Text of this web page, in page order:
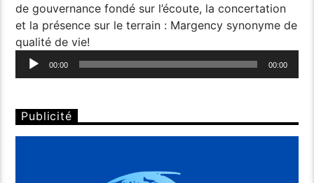
de gouvernance fondé sur l’écoute, la concertation
et la présence sur le terrain : Margency synonyme de
qualité de vie!
Lecteur
audio
00:00 00:00
Publicité